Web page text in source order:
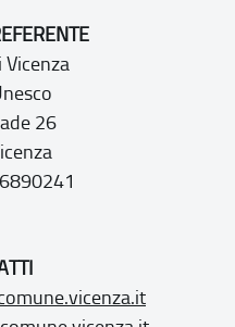
Vicenza
26